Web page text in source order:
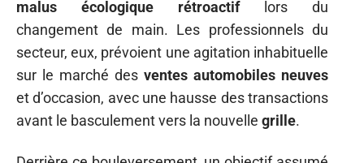
malus écologique rétroactiflors du
changement de main. Les professionnels du
secteur, eux, prévoient une agitation inhabituelle
sur le marché des ventes automobiles neuves
et d’occasion, avec une hausse des transactions
avant le basculement vers la nouvelle grille.